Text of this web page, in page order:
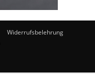
Widerrufsbelehrung